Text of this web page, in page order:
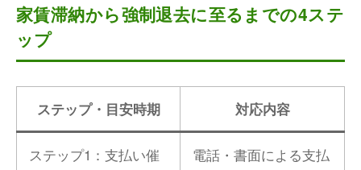
家賃滞納から強制退去に至るまでの4ステ
ップ
ステップ・目安時期 対応内容
ステップ1：支払い催
電話・書面による支払